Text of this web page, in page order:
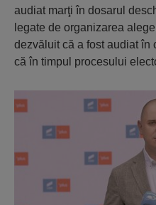
audiat marţi în dosarul
legate de organizarea
dezvăluit că a fost audiat în
că în timpul procesului